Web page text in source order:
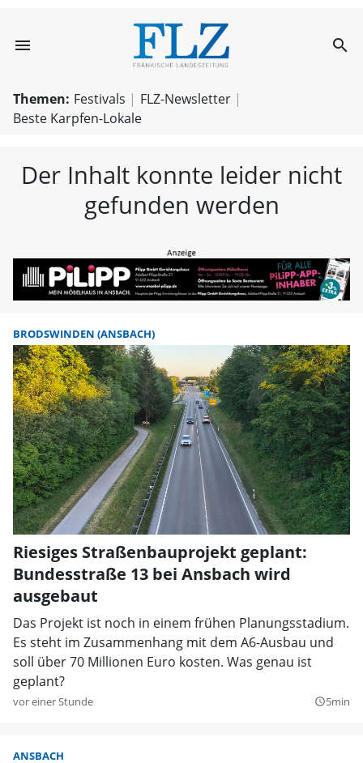
menu FLZ – search
Themen: Festivals
FLZ-Newsletter
Beste Karpfen-Lokale
Der Inhalt konnte leider nicht
gefunden werden
BRODSWINDEN (ANSBACH)
Riesiges Straßenbauprojekt geplant:
Bundesstraße 13 bei Ansbach wird
ausgebaut
Das Projekt ist noch in einem frühen Planungsstadium.
Es steht im Zusammenhang mit dem A6-Ausbau und
soll über 70 Millionen Euro kosten. Was genau ist
geplant?
vor einer Stunde query_builder5min
ANSBACH